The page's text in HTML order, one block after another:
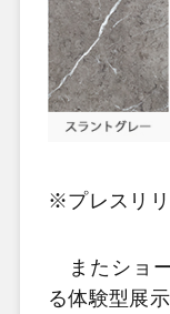
※プレスリリ
またショ
る体験型展